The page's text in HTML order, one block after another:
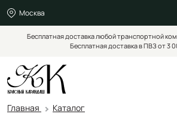
Москва
Бесплатная доставка любой транспортной
Бесплатная доставка в ПВЗ от 3
Главная Каталог